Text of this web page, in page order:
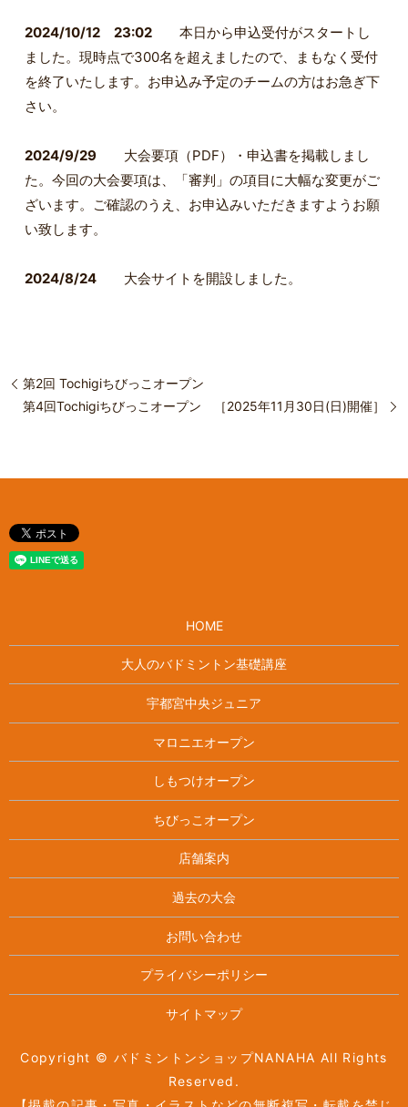
2024/10/12 23:02本日から申込受付がスタートし
ました。現時点で300名を超えましたので、まもなく受付
を終了いたします。お申込み予定のチームの方はお急ぎ下
さい。
2024/9/29 大会要項（PDF）・申込書を掲載しまし
た。今回の大会要項は、「審判」の項目に大幅な変更がご
ざいます。ご確認のうえ、お申込みいただきますようお願
い致します。
2024/8/24 大会サイトを開設しました。
第2回 Tochigiちびっこオープン
第4回Tochigiちびっこオープン ［2025年11月30日(日)開催］
HOME
大人のバドミントン基礎講座
宇都宮中央ジュニア
マロニエオープン
しもつけオープン
ちびっこオープン
店舗案内
過去の大会
お問い合わせ
プライバシーポリシー
サイトマップ
Copyright © バドミントンショップNANAHA All Rights
Reserved.